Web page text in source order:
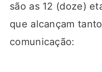
são as 12 (doze)
que alcançam
comunicação: